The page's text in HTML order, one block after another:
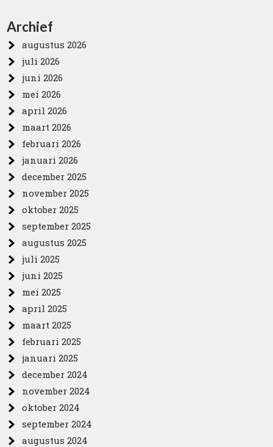
Archief
augustus 2026
juli 2026
juni 2026
mei 2026
april 2026
maart 2026
februari 2026
januari 2026
december 2025
november 2025
oktober 2025
september 2025
augustus 2025
juli 2025
juni 2025
mei 2025
april 2025
maart 2025
februari 2025
januari 2025
december 2024
november 2024
oktober 2024
september 2024
augustus 2024